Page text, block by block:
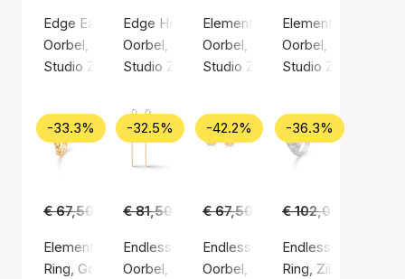
Edge Earsticks
Oorbel, Gouden kleur / Verguld sterlingzilver 925
Studio Z
Edge Hoops
Oorbel, Gouden kleur / Verguld sterlingzilver
Studio Z
Element Earsticks
Oorbel, Gouden kleur / Verguld
Studio Z
Element Hoops
Oorbel, Gouden
Studio Z
-33.3%
€ 67,50 € 45,00
Element Ring
Ring, Gouden kleur / Verguld sterlingzilver 925
-32.5%
€ 81,50 € 55,00
Endless Waves Earchains
Oorbel, Gouden kleur / Verguld sterlingzilver
-42.2%
€ 67,50 € 39,00
Endless Waves Earsticks
Oorbel, Gouden kleur / Verguld
-36.3%
€ 102,00
Endless Waves
Ring, Zilvere kleur